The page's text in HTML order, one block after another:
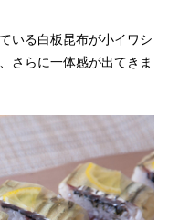
いる白板昆布が小イワシ
さらに一体感が出てきま